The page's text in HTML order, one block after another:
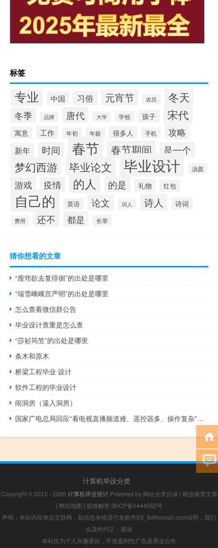
标签
专业 中国 习俗 元宵节 农历 冬天
冬季 品牌 唐代 大学 学校 孩子 宋代
寓意 工作 年初 年龄 很多人 手机 攻略
新年 时间 春节 春节期间 是一个
梦幻西游 毕业论文 毕业设计 汤圆
游戏 疫情 的人 的是 礼物 红包
自己的 英语 论文 词人 诗人 诗词
费用 还不 都是 长辈
猜你想看的文章
“瘦筇欲去复徘徊”的出处是哪里
“瑞雪峨峨宫严明”的出处是哪里
怎么查看微信群公告
毕业设计查重是怎么查
“莎衫筠笠”的出处是哪里
条木和原木
桥梁工程毕业 设计
软件工程的毕业设计
闹洞房（逼入洞房）
国家广电总局回应“看电视直播频道难、遥控器多、操作复杂”：年底前超八成用户可实现开机就能看电视
计算机毕设分类
Copyright © 2012 - 2026 计算机毕业设计Powered by 网站分类目录 | 精选推荐文章
| 网站地图 | 疑难解答 陕ICP备0444552号
声明：本站内容来自互联网，如信息有错误可发邮件到f_fb#foxmail.com说明，我们
会及时纠正，谢谢
本站仅为个人兴趣爱好，不接盈利性广告及商业合作